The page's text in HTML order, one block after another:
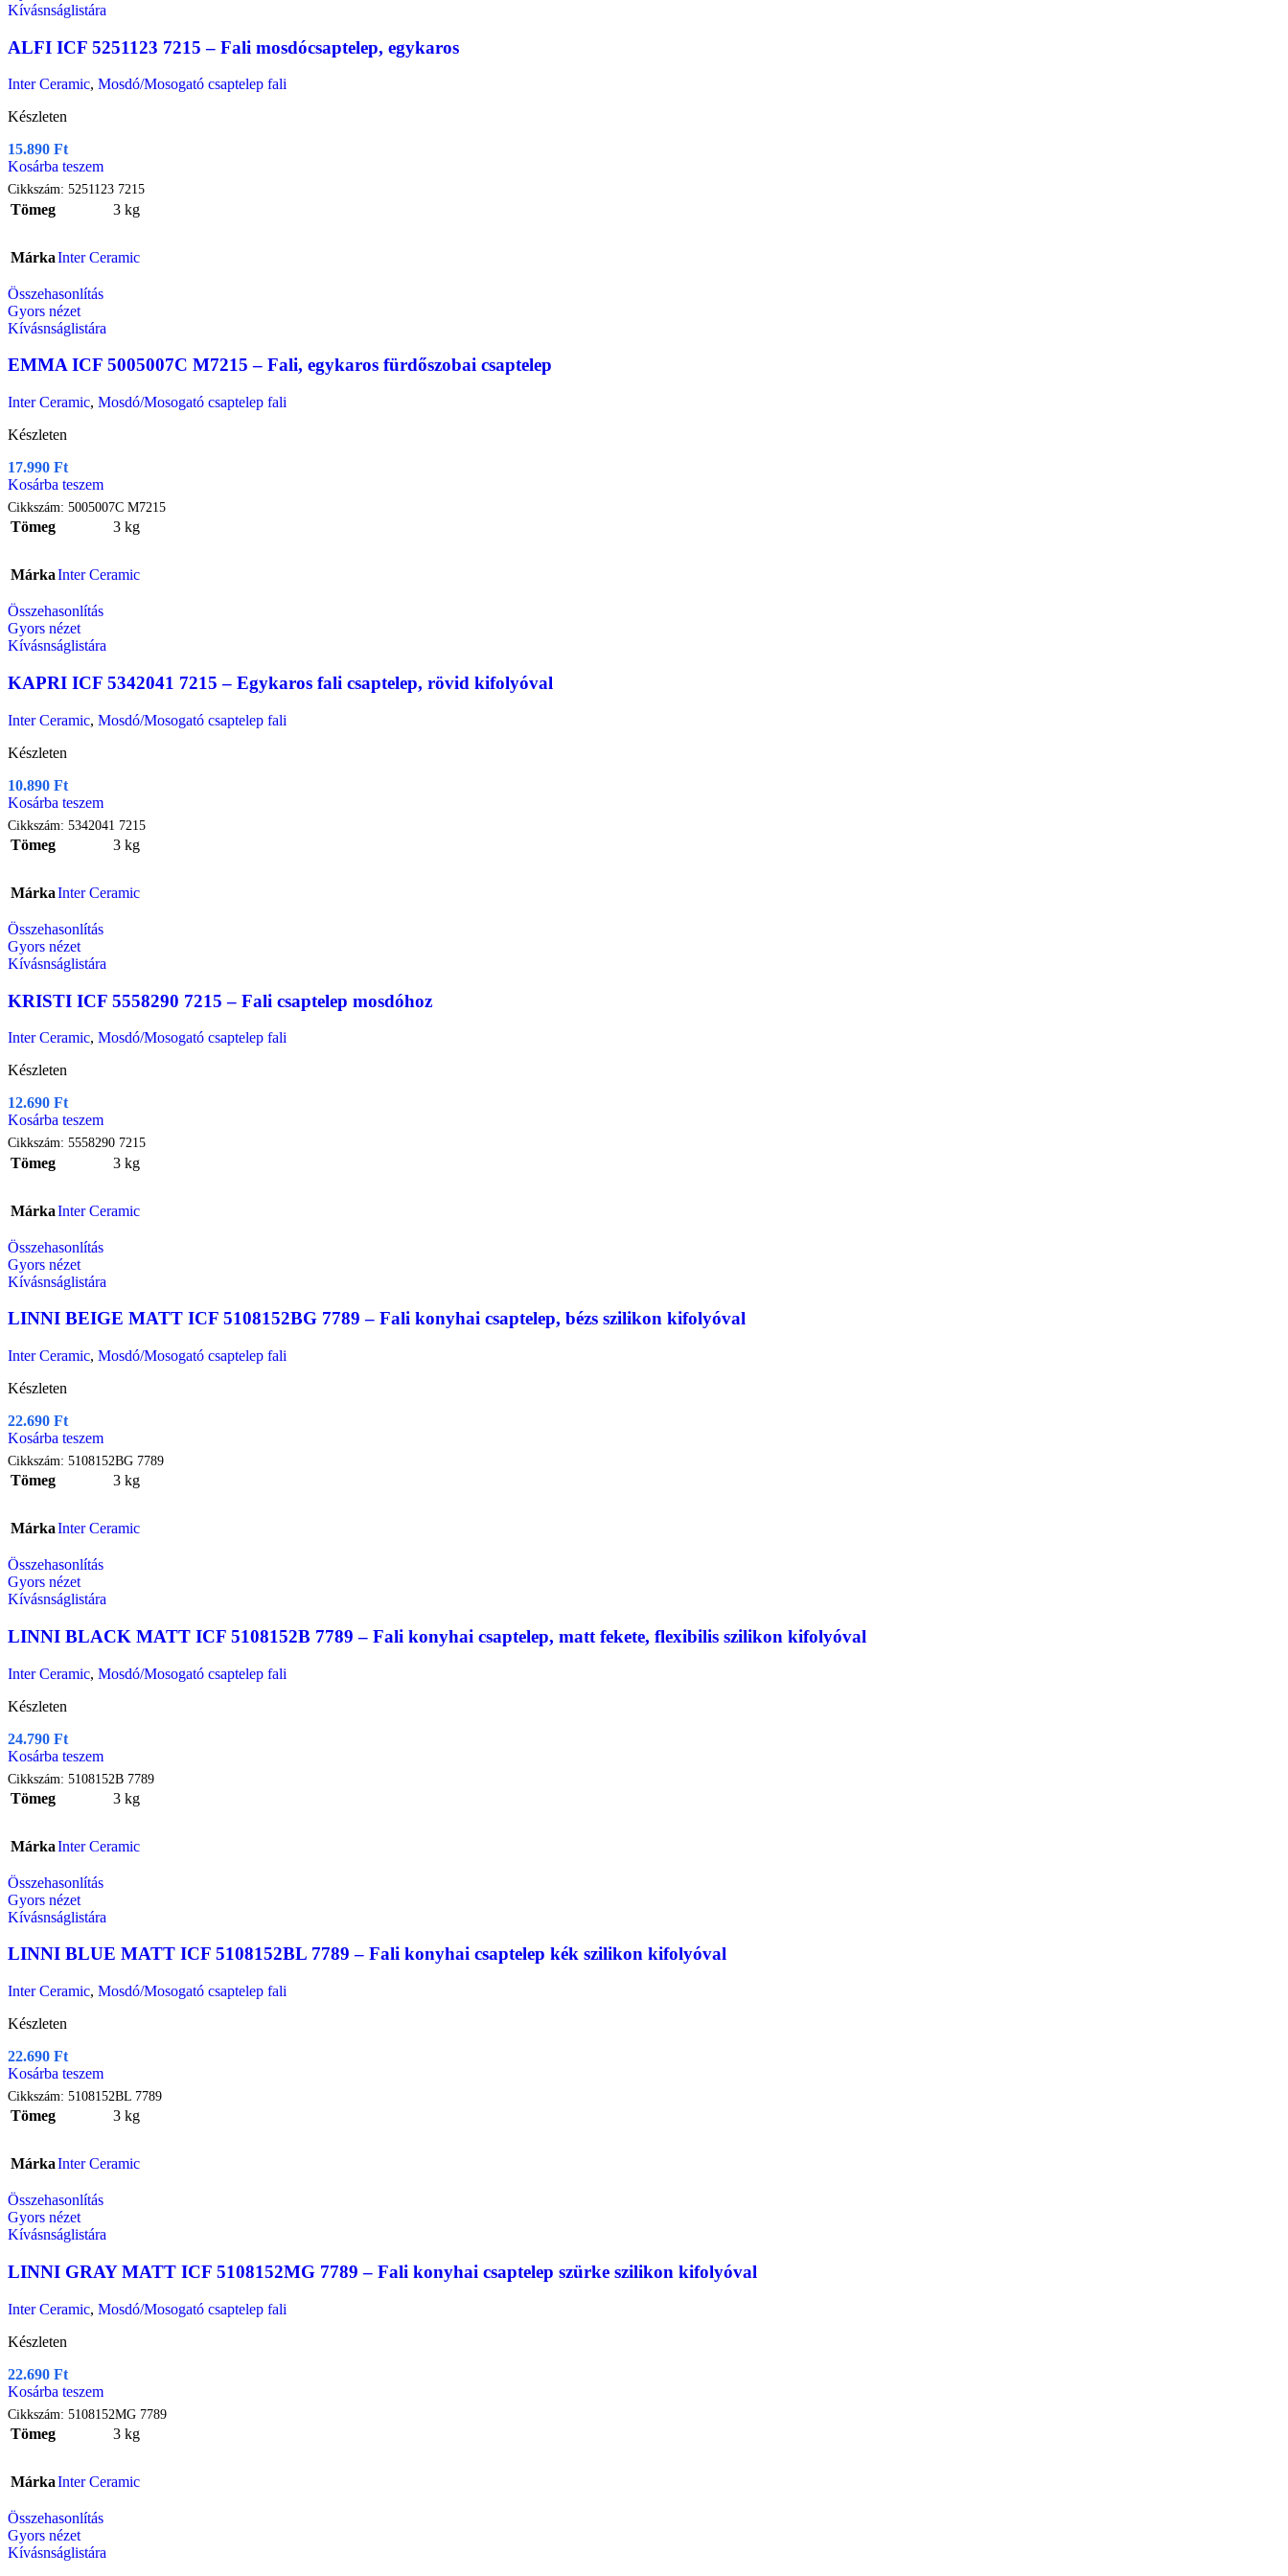
Kívásnságlistára
ALFI ICF 5251123 7215 – Fali mosdócsaptelep, egykaros
Inter Ceramic, Mosdó/Mosogató csaptelep fali
Készleten
15.890 Ft
Kosárba teszem
Cikkszám: 5251123 7215
Tömeg 3 kg
MárkaInter Ceramic
Összehasonlítás
Gyors nézet
Kívásnságlistára
EMMA ICF 5005007C M7215 – Fali, egykaros fürdőszobai csaptelep
Inter Ceramic, Mosdó/Mosogató csaptelep fali
Készleten
17.990 Ft
Kosárba teszem
Cikkszám: 5005007C M7215
Tömeg 3 kg
MárkaInter Ceramic
Összehasonlítás
Gyors nézet
Kívásnságlistára
KAPRI ICF 5342041 7215 – Egykaros fali csaptelep, rövid kifolyóval
Inter Ceramic, Mosdó/Mosogató csaptelep fali
Készleten
10.890 Ft
Kosárba teszem
Cikkszám: 5342041 7215
Tömeg 3 kg
MárkaInter Ceramic
Összehasonlítás
Gyors nézet
Kívásnságlistára
KRISTI ICF 5558290 7215 – Fali csaptelep mosdóhoz
Inter Ceramic, Mosdó/Mosogató csaptelep fali
Készleten
12.690 Ft
Kosárba teszem
Cikkszám: 5558290 7215
Tömeg 3 kg
MárkaInter Ceramic
Összehasonlítás
Gyors nézet
Kívásnságlistára
LINNI BEIGE MATT ICF 5108152BG 7789 – Fali konyhai csaptelep, bézs szilikon kifolyóval
Inter Ceramic, Mosdó/Mosogató csaptelep fali
Készleten
22.690 Ft
Kosárba teszem
Cikkszám: 5108152BG 7789
Tömeg 3 kg
MárkaInter Ceramic
Összehasonlítás
Gyors nézet
Kívásnságlistára
LINNI BLACK MATT ICF 5108152B 7789 – Fali konyhai csaptelep, matt fekete, flexibilis szilikon kifolyóval
Inter Ceramic, Mosdó/Mosogató csaptelep fali
Készleten
24.790 Ft
Kosárba teszem
Cikkszám: 5108152B 7789
Tömeg 3 kg
MárkaInter Ceramic
Összehasonlítás
Gyors nézet
Kívásnságlistára
LINNI BLUE MATT ICF 5108152BL 7789 – Fali konyhai csaptelep kék szilikon kifolyóval
Inter Ceramic, Mosdó/Mosogató csaptelep fali
Készleten
22.690 Ft
Kosárba teszem
Cikkszám: 5108152BL 7789
Tömeg 3 kg
MárkaInter Ceramic
Összehasonlítás
Gyors nézet
Kívásnságlistára
LINNI GRAY MATT ICF 5108152MG 7789 – Fali konyhai csaptelep szürke szilikon kifolyóval
Inter Ceramic, Mosdó/Mosogató csaptelep fali
Készleten
22.690 Ft
Kosárba teszem
Cikkszám: 5108152MG 7789
Tömeg 3 kg
MárkaInter Ceramic
Összehasonlítás
Gyors nézet
Kívásnságlistára